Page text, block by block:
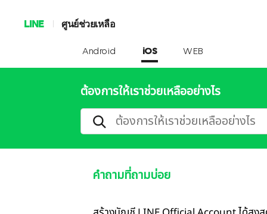
LINE ศูนย์ช่วยเหลือ
Android iOS WEB
ต้องการให้เราช่วยเหลืออย่างไร
คำถามที่ถามบ่อย